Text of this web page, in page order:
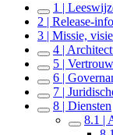
1 |
2 | Release-
3 | Missie,
4 |
5 |
6 |
7 |
8 | Diensten
8.1 |